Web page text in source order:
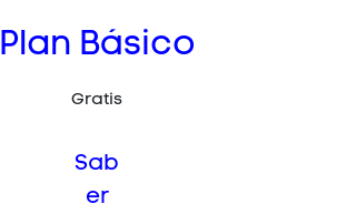
Plan Básico
Gratis
Sab
er